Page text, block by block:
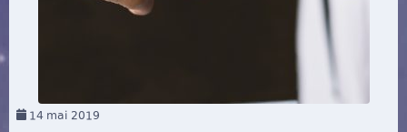
14 mai 2019